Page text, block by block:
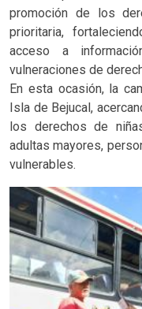
promoción de los
prioritaria,
acceso a
vulneraciones de
En esta ocasión, la
Isla de Bejucal,
los derechos de
adultas mayores,
vulnerables.